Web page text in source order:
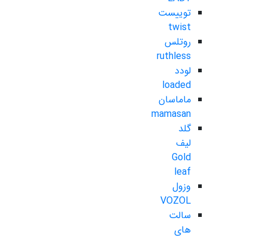
توییست
twist
روتلس
ruthless
لودد
loaded
ماماسان
mamasan
گلد
لیف
Gold
leaf
وزول
VOZOL
سالت
های